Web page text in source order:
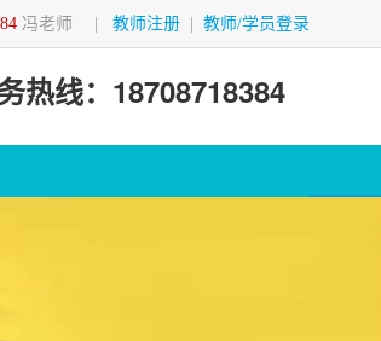
冯老师 教师注册 教师/学员登录
热线：18708718384